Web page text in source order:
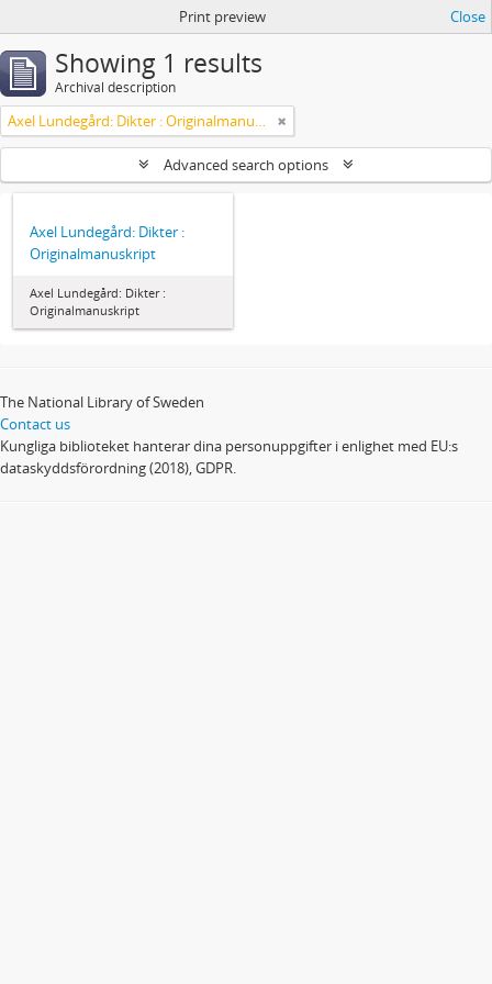
Print preview Close
Showing 1 results
Archival description
Axel Lundegård: Dikter : Originalmanuskript
Advanced search options
Axel Lundegård: Dikter :
Originalmanuskript
Axel Lundegård: Dikter :
Originalmanuskript
The National Library of Sweden
Contact us
Kungliga biblioteket hanterar dina personuppgifter i enlighet med EU:s
dataskyddsförordning (2018), GDPR.